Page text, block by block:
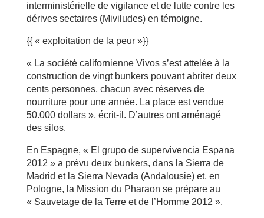
interministérielle de vigilance et de lutte contre les
dérives sectaires (Miviludes) en témoigne.
{{ « exploitation de la peur »}}
« La société californienne Vivos s’est attelée à la
construction de vingt bunkers pouvant abriter deux
cents personnes, chacun avec réserves de
nourriture pour une année. La place est vendue
50.000 dollars », écrit-il. D’autres ont aménagé
des silos.
En Espagne, « El grupo de supervivencia Espana
2012 » a prévu deux bunkers, dans la Sierra de
Madrid et la Sierra Nevada (Andalousie) et, en
Pologne, la Mission du Pharaon se prépare au
« Sauvetage de la Terre et de l’Homme 2012 ».